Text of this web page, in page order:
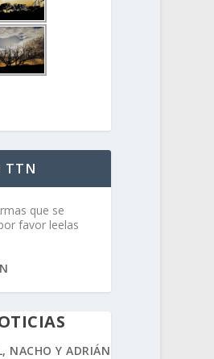
TTN
que se
favor leelas
NACHO Y ADRIÁN